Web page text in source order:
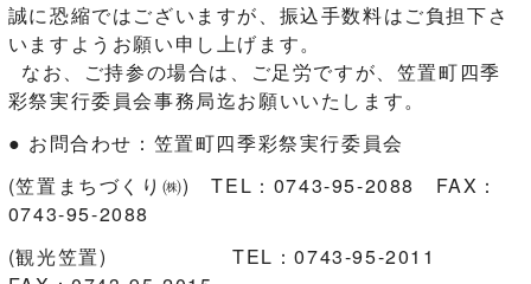
誠に恐縮ではございますが、振込手数料はご負担下さ
いますようお願い申し上げます。
なお、ご持参の場合は、ご足労ですが、笠置町四季
彩祭実行委員会事務局迄お願いいたします。
● お問合わせ：笠置町四季彩祭実行委員会
(笠置まちづくり㈱) TEL：0743-95-2088 FAX：
0743-95-2088
(観光笠置) TEL：0743-95-2011